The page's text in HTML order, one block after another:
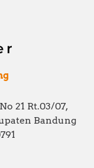
21 Rt.03/07,
Bandung